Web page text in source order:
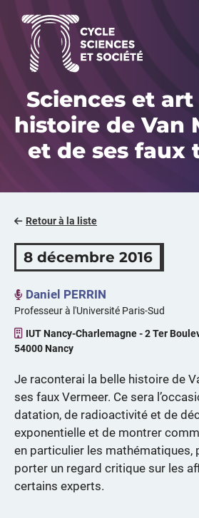
contenu
Sciences et
histoire de Van
et de ses faux
Retour à la liste
8 décembre 2016
Daniel PERRIN
Professeur à l'Université Paris-Sud
IUT Nancy-Charlemagne - 2 Ter
54000 Nancy
Je raconterai la belle histoire de
ses faux Vermeer. Ce sera
datation, de radioactivité et de
exponentielle et de montrer
en particulier les mathématiques,
porter un regard critique sur les
certains experts.